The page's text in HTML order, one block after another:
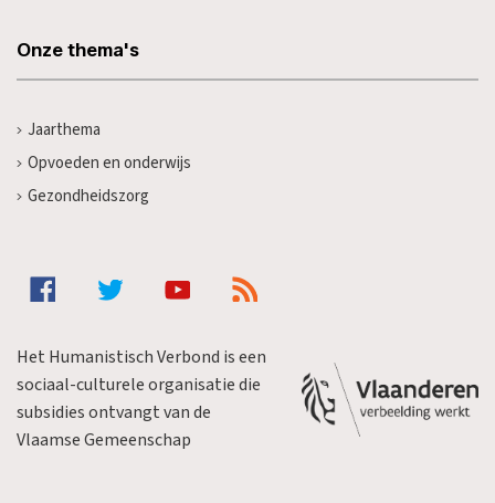
Onze thema's
Jaarthema
Opvoeden en onderwijs
Gezondheidszorg
Het Humanistisch Verbond is een
sociaal-culturele organisatie die
subsidies ontvangt van de
Vlaamse Gemeenschap